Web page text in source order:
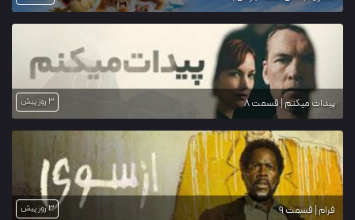
پیدات میکنم | قسمت 8 3 روز پیش
فرام | قسمت 9 3 روز پیش